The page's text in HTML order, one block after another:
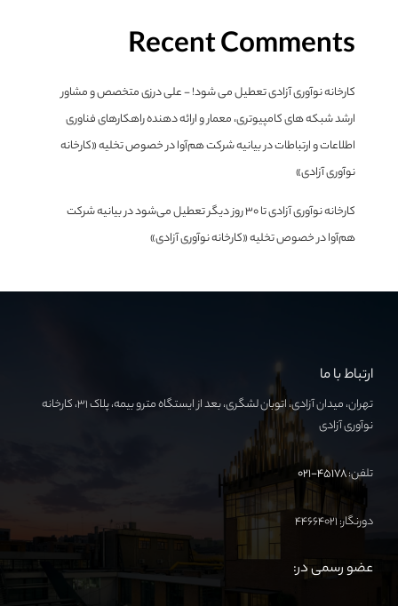
Recent Comments
کارخانه نوآوری آزادی تعطیل می شود! - علی درزی متخصص و مشاور
ارشد شبکه های کامپیوتری، معمار و ارائه دهنده راهکارهای فناوری
اطلاعات و ارتباطاتدربیانیه شرکت هم‌آوا در خصوص تخلیه «کارخانه
نوآوری آزادی»
کارخانه نوآوری آزادی تا ۳۰ روز دیگر تعطیل می‌شود دربیانیه شرکت
هم‌آوا در خصوص تخلیه «کارخانه نوآوری آزادی»
ارتباط با ما
تهران، میدان آزادی، اتوبان لشگری، بعد از ایستگاه مترو بیمه، پلاک ۳۱، کارخانه
نوآوری آزادی
تلفن:۴۵۱۷۸-۰۲۱
دورنگار: ۴۴۶۶۴۰۲۱
عضو رسمی در: